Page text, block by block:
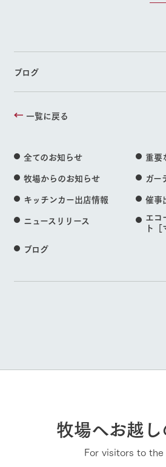
ブログ
一覧に戻る
全てのお知らせ
重要
牧場からのお知らせ
ガー
キッチンカー出店情報
催事
ニュースリリース
エコ
ト
ブログ
牧場へお越
For visitors to the